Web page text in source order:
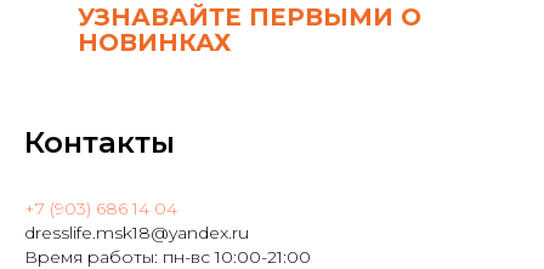
УЗНАВАЙТЕ ПЕРВЫМИ О
НОВИНКАХ
Контакты
+7 (903) 686 14 04
dresslife.msk18@yandex.ru
Время работы: пн-вс 10:00-21:00